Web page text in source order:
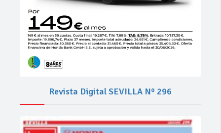
Revista Digital SEVILLA Nº 296